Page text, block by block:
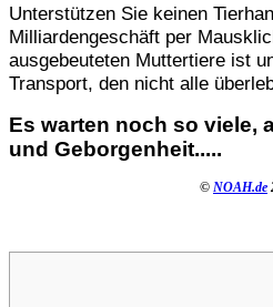
Unterstützen Sie keinen
Milliardengeschäft per
ausgebeuteten Muttertiere ist
Transport, den nicht alle
Es warten noch so viele,
und Geborgenheit.....
© NOAH.de